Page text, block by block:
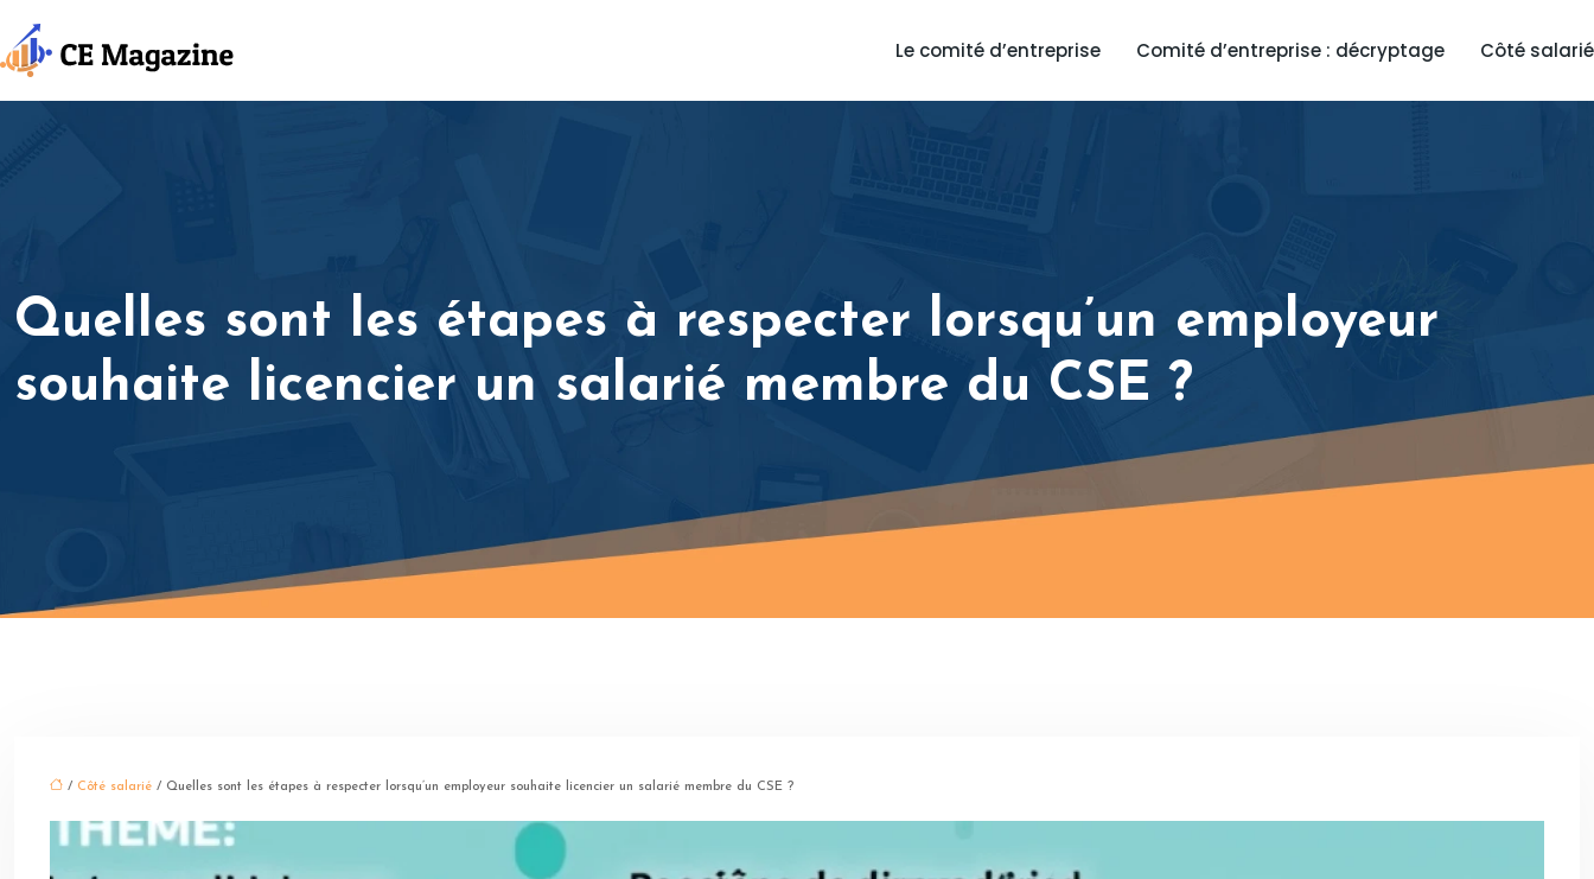
Le comité d’entreprise Comité d’entreprise : décryptage Côté salarié
Quelles sont les étapes à respecter lorsqu’un employeur
souhaite licencier un salarié membre du CSE ?
/ Côté salarié / Quelles sont les étapes à respecter lorsqu’un employeur souhaite licencier un salarié membre du CSE ?